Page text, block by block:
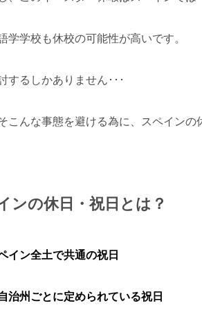
学学校も休校の可能性が高いです。
するしかありません･･･
こんな事態を避ける為に、スペインの
ンの休日・祝日とは？
イン全土で共通の祝日
治州ごとに定められている祝日